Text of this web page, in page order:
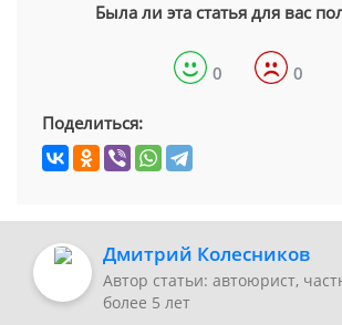
Была ли эта статья для вас
0 0
Поделиться:
Дмитрий Колесников
Автор статьи: автоюрист,
более 5 лет